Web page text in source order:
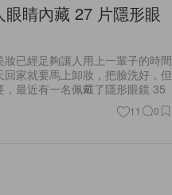
睛內藏 27 片隱形眼
已經足夠讓人用上一輩子的時間
家就要馬上卸妝，把臉洗好，但
最近有一名佩戴了隱形眼鏡 35
11 0